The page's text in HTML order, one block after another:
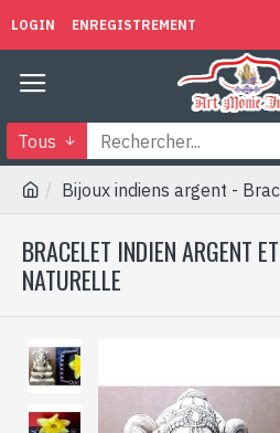
LOGIN ENREGISTREMENT
Tous
Bijoux indiens argent -
BRACELET INDIEN ARGENT
NATURELLE